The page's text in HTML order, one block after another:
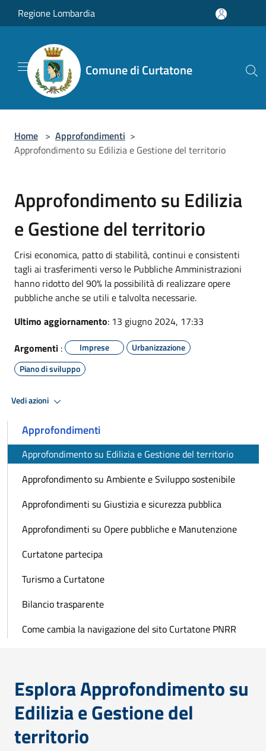
Salta al contenuto principale
Regione Lombardia
Comune di Curtatone
Home > Approfondimenti >
Approfondimento su Edilizia e Gestione del territorio
Approfondimento su Edilizia
e Gestione del territorio
Crisi economica, patto di stabilità, continui e consistenti
tagli ai trasferimenti verso le Pubbliche Amministrazioni
hanno ridotto del 90% la possibilità di realizzare opere
pubbliche anche se utili e talvolta necessarie.
Ultimo aggiornamento: 13 giugno 2024, 17:33
Argomenti : Imprese
Urbanizzazione
Piano di sviluppo
Vedi azioni
Approfondimenti
Approfondimento su Edilizia e Gestione del territorio
Approfondimento su Ambiente e Sviluppo sostenibile
Approfondimenti su Giustizia e sicurezza pubblica
Approfondimenti su Opere pubbliche e Manutenzione
Curtatone partecipa
Turismo a Curtatone
Bilancio trasparente
Come cambia la navigazione del sito Curtatone PNRR
Esplora Approfondimento su
Edilizia e Gestione del
territorio